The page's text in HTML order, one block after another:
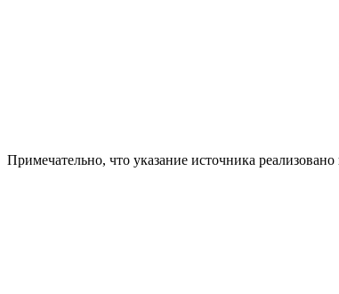
Примечательно, что указание источника